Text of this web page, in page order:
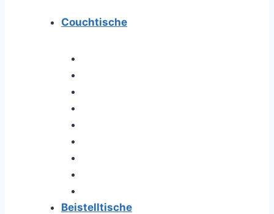
Couchtische
Beistelltische